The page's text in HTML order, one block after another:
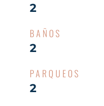
2
BAÑOS
2
PARQUEOS
2